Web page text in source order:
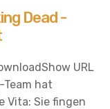
Dead -
URL
Team hat
Vita: Sie fingen